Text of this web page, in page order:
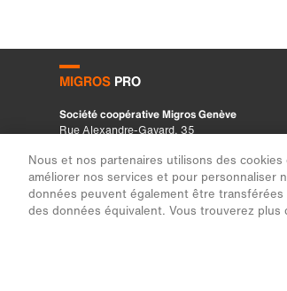
Nous et nos partenaires utilisons des
améliorer nos services et pour personnaliser
données peuvent également être
des données équivalent. Vous trouverez plus